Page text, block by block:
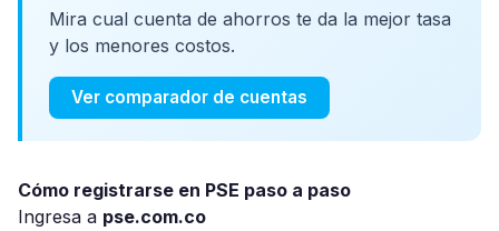
Mira cual cuenta de ahorros te da la mejor tasa
y los menores costos.
Ver comparador de cuentas
Cómo registrarse en PSE paso a paso
Ingresa a pse.com.co